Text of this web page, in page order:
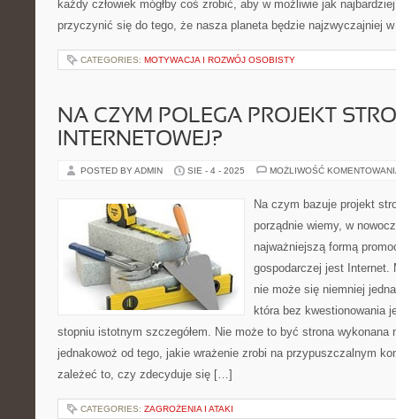
każdy człowiek mógłby coś zrobić, aby w możliwie jak
przyczynić się do tego, że nasza planeta będzie najzwyczajniej
CATEGORIES: MOTYWACJA I ROZWÓJ OSOBISTY
NA CZYM POLEGA PROJEKT
INTERNETOWEJ?
POSTED BY ADMIN SIE - 4 - 2025 MOŻLIWOŚĆ
Na czym bazuje projekt
porządnie wiemy, w
najważniejszą formą
gospodarczej jest Internet.
nie może się niemniej
która bez kwestionowania
stopniu istotnym szczegółem. Nie może to być strona wykonana
jednakowoż od tego, jakie wrażenie zrobi na przypuszczalnym
zależeć to, czy zdecyduje się […]
CATEGORIES: ZAGROŻENIA I ATAKI